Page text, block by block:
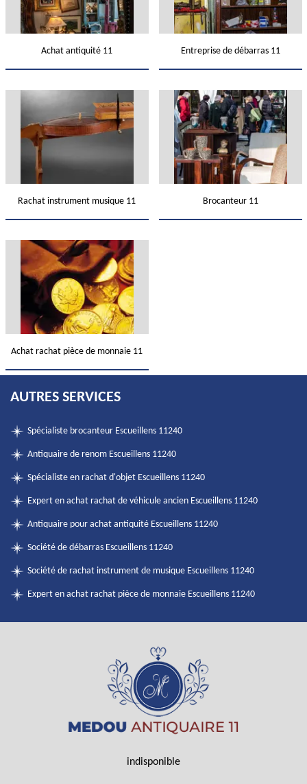
Achat antiquité 11 Entreprise de débarras 11
Rachat instrument musique 11 Brocanteur 11
Achat rachat pièce de monnaie 11
AUTRES SERVICES
Spécialiste brocanteur Escueillens 11240
Antiquaire de renom Escueillens 11240
Spécialiste en rachat d'objet Escueillens 11240
Expert en achat rachat de véhicule ancien Escueillens 11240
Antiquaire pour achat antiquité Escueillens 11240
Société de débarras Escueillens 11240
Société de rachat instrument de musique Escueillens 11240
Expert en achat rachat pièce de monnaie Escueillens 11240
indisponible